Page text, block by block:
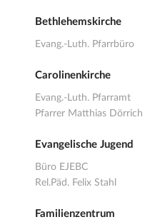
Bethlehemskirche
Evang.-Luth. Pfarrbüro
Carolinenkirche
Evang.-Luth. Pfarramt
Pfarrer Matthias Dörrich
Evangelische Jugend
Büro EJEBC
Rel.Päd. Felix Stahl
Familienzentrum